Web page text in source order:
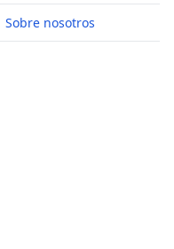
Sobre nosotros